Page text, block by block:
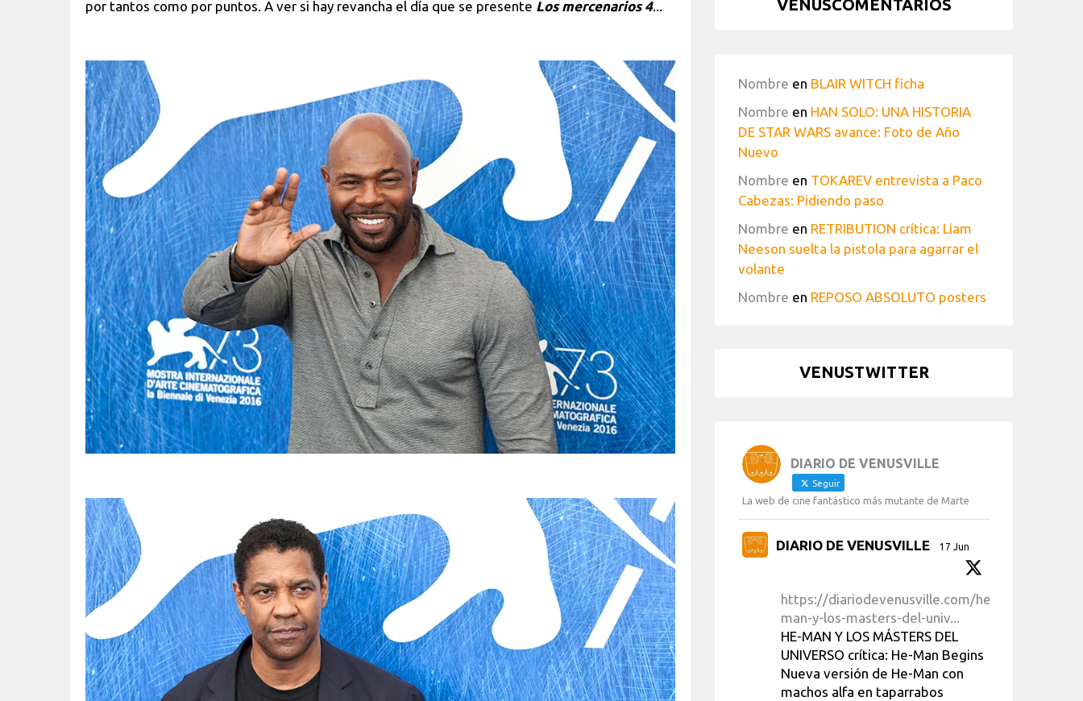
por tantos como por puntos. A ver si hay revancha el día que se presente Los mercenarios 4... VENUSCOMENTARIOS
Nombre en BLAIR WITCH ficha
Nombre en HAN SOLO: UNA HISTORIA
DE STAR WARS avance: Foto de Año
Nuevo
Nombre en TOKAREV entrevista a Paco
Cabezas: Pidiendo paso
Nombre en RETRIBUTION crítica: Liam
Neeson suelta la pistola para agarrar el
volante
Nombre en REPOSO ABSOLUTO posters
VENUSTWITTER
DIARIO DE VENUSVILLE
Seguir
La web de cine fantástico más mutante de Marte
DIARIO DE VENUSVILLE 17 Jun
https://diariodevenusville.com/he-
man-y-los-masters-del-univ...
HE-MAN Y LOS MÁSTERS DEL
UNIVERSO crítica: He-Man Begins
Nueva versión de He-Man con
machos alfa en taparrabos